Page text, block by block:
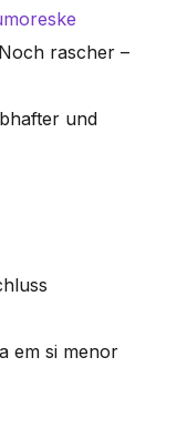
rascher –
und
em si menor